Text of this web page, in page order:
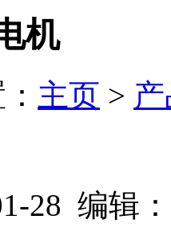
机
主页 >
28 编辑：